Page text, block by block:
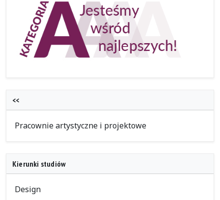
<<
Pracownie artystyczne i projektowe
Kierunki studiów
Design